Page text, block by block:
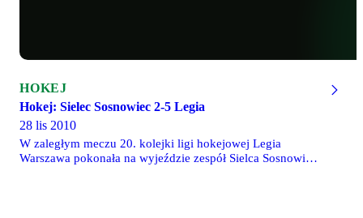
HOKEJ
Hokej: Sielec Sosnowiec 2-5 Legia
28 lis 2010
W zaległym meczu 20. kolejki ligi hokejowej Legia
Warszawa pokonała na wyjeździe zespół Sielca Sosnowiec